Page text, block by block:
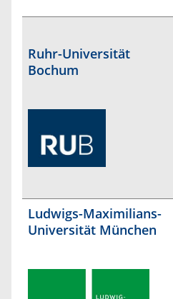
Ruhr-Universität
Bochum
Ludwigs-Maximilians-
Universität München